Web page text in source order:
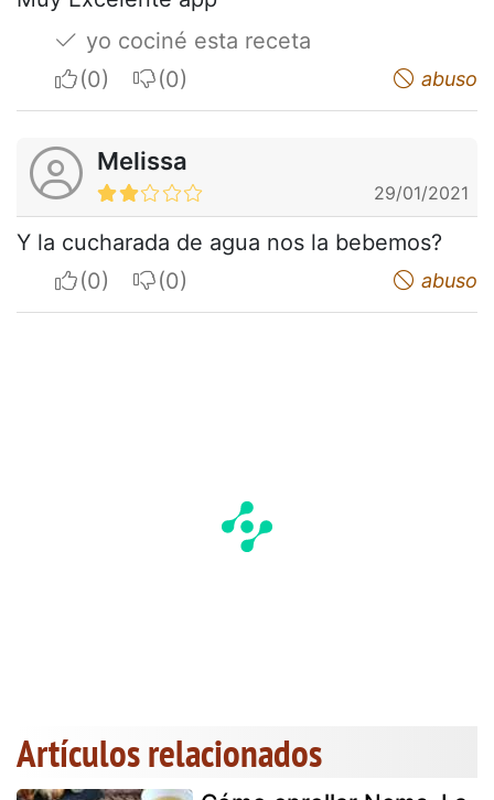
yo cociné esta receta
I apreciateI do not appreciate abuso
Melissa
29/01/2021
Y la cucharada de agua nos la bebemos?
I apreciateI do not appreciate abuso
Artículos relacionados